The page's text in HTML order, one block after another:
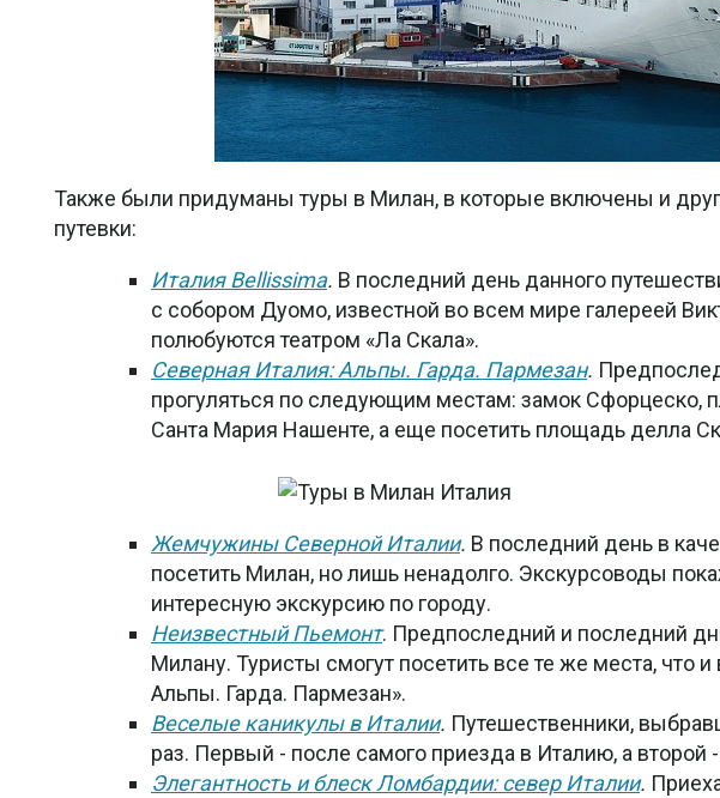
Также были придуманы туры в Милан, в которые включены и
путевки:
Италия Bellissima. В последний день данного
с собором Дуомо, известной во всем мире галереей
полюбуются театром «Ла Скала».
Северная Италия: Альпы. Гарда. Пармезан.
прогуляться по следующим местам: замок Сфорцеско,
Санта Мария Нашенте, а еще посетить площадь делла
Жемчужины Северной Италии. В последний день в
посетить Милан, но лишь ненадолго. Экскурсоводы
интересную экскурсию по городу.
Неизвестный Пьемонт. Предпоследний и последний
Милану. Туристы смогут посетить все те же места, что
Альпы. Гарда. Пармезан».
Веселые каникулы в Италии. Путешественники,
раз. Первый - после самого приезда в Италию, а
Элегантность и блеск Ломбардии: север Италии.